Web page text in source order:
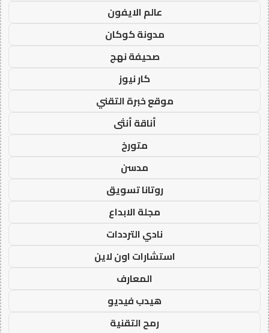
عالم الايفون
مدونة كوكان
صحيفة نهج
كار نيوز
موقع خبرة التقني
أناقة أنثى
متورخ
مدسن
روتانا تسويق
مجلة الابداع
نادي الترددات
استشارات اون لاين
المعارف
هيدب فيديو
رمح التقنية